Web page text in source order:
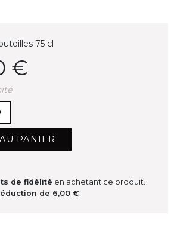
75 cl
€
PANIER
de fidélité en achetant ce produit.
de 6,00 €